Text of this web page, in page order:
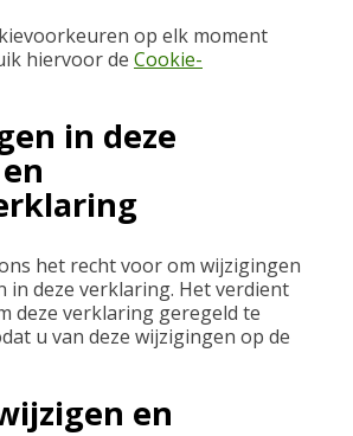
op elk moment
hiervoor de Cookie-
in deze
het recht voor om wijzigingen
in deze verklaring. Het verdient
deze verklaring geregeld te
u van deze wijzigingen op de
en